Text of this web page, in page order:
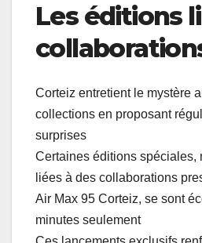
Les éditions
Corteiz entretient le mystère
collections en proposant
surprises
Certaines éditions spéciales,
liées à des collaborations
Air Max 95 Corteiz, se sont
minutes seulement